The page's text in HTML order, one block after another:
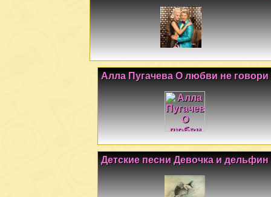
Алла Пугачева О любви не говори
Детские песни Девочка и дельфин